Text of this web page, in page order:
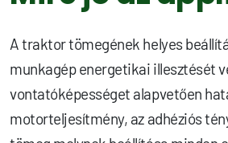
A traktor tömegének helyes
munkagép energetikai illesztését
vontatóképességet alapvetően
motorteljesítmény, az adhéziós